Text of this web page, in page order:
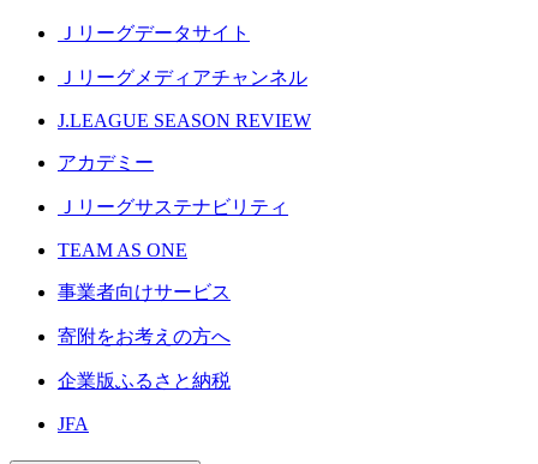
Ｊリーグデータサイト
Ｊリーグメディアチャンネル
J.LEAGUE SEASON REVIEW
アカデミー
Ｊリーグサステナビリティ
TEAM AS ONE
事業者向けサービス
寄附をお考えの方へ
企業版ふるさと納税
JFA